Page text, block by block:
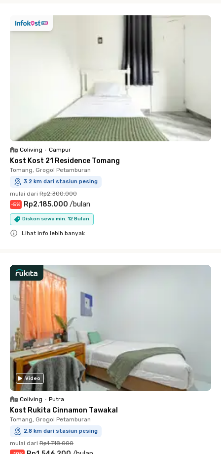
Coliving • Campur
Kost Kost 21 Residence Tomang
Tomang, Grogol Petamburan
3.2 km dari stasiun pesing
mulai dari Rp2.300.000
-5% Rp2.185.000 /bulan
Diskon sewa min. 12 Bulan
Lihat info lebih banyak
Video
Coliving • Putra
Kost Rukita Cinnamon Tawakal
Tomang, Grogol Petamburan
2.8 km dari stasiun pesing
mulai dari Rp1.718.000